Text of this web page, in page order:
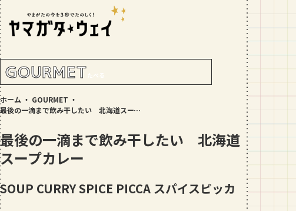
RANKING!
地元民が選ぶ山形県ラーメン人気店
【30選】ランキング付き
GOURMET
おすすめ！山形のそば【23選】地元民
GOURMET
GOURMET たべる
ホーム ・ GOURMET ・
最後の一滴まで飲み干したい 北海道スープカレー
最後の一滴まで飲み干したい 北海道
スープカレー
SOUP CURRY SPICE PICCA スパイスピッカ